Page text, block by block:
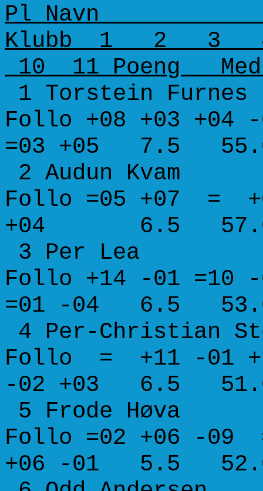
Pl
Klubb 1 2
10 11 Poeng
1 Torstein
Follo +08 +03 +04
=03 +05 7.5 55.0
2 Audun
Follo =05 +07 =
+04 6.5 57.0
3 Per
Follo +14 -01 =10 -
=01 -04 6.5 53.0
4 Per-
Follo = +11 -01
-02 +03 6.5 51.0
5 Frode
Follo =02 +06 -
+06 -01 5.5 52.0